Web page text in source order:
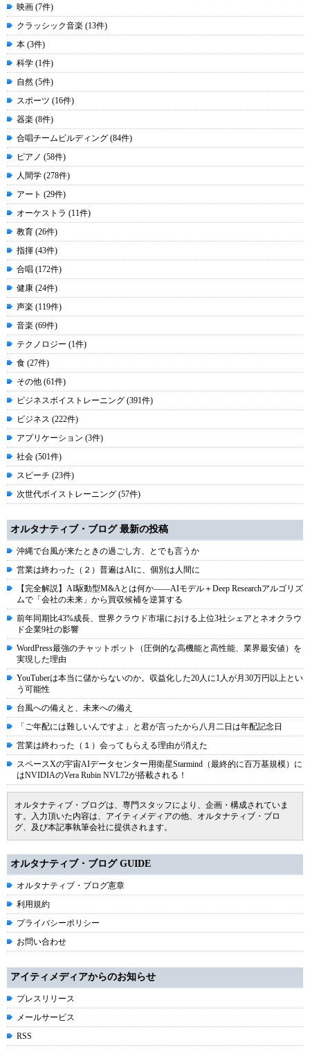
映画 (7件)
クラッシック音楽 (13件)
本 (3件)
科学 (1件)
自然 (5件)
スポーツ (16件)
器楽 (8件)
合唱チームビルディング (84件)
ピアノ (58件)
人間学 (278件)
アート (29件)
オーケストラ (11件)
教育 (26件)
指揮 (43件)
合唱 (172件)
健康 (24件)
声楽 (119件)
音楽 (69件)
テクノロジー (1件)
食 (27件)
その他 (61件)
ビジネスボイストレーニング (391件)
ビジネス (222件)
アプリケーション (3件)
社会 (501件)
スピーチ (23件)
次世代ボイストレーニング (57件)
オルタナティブ・ブログ 最新の投稿
沖縄で台風が来たときの過ごし方、とでも言うか
営業は終わった（２）普遍はAIに、個別は人間に
【完全解説】AI駆動型M&Aとは何か――AIモデル＋Deep Researchアルゴリズ
ムで「会社の未来」から買収候補を逆算する
前年同期比43%成長、世界クラウド市場における上位3社シェアとネオクラウ
ド企業9社の影響
WordPress最強のチャットボット（圧倒的な高機能と高性能、業界最安値）を
実現した理由
YouTuberは本当に儲からないのか。収益化した20人に1人が月30万円以上とい
う可能性
台風への備えと、未来への備え
「ご年配には難しいんですよ」と君が言ったから八月二日は年配記念日
営業は終わった（１）会ってもらえる理由が消えた
スペースXの宇宙AIデータセンター用衛星Starmind（最終的に百万基規模）に
はNVIDIAのVera Rubin NVL72が搭載される！
オルタナティブ・ブログは、専門スタッフにより、企画・構成されていま
す。入力頂いた内容は、アイティメディアの他、オルタナティブ・ブロ
グ、及び本記事執筆会社に提供されます。
オルタナティブ・ブログ GUIDE
オルタナティブ・ブログ憲章
利用規約
プライバシーポリシー
お問い合わせ
アイティメディアからのお知らせ
プレスリリース
メールサービス
RSS